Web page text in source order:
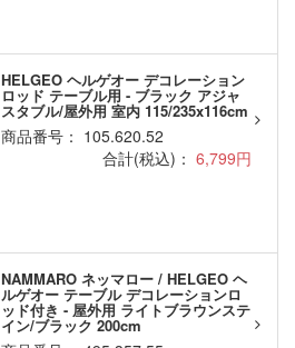
HELGEO ヘルゲオー デコレーション
ロッド テーブル用 - ブラック アジャ
スタブル/屋外用 室内 115/235x116cm
商品番号： 105.620.52
合計(税込)： 6,799円
NAMMARO ネッマロー / HELGEO ヘ
ルゲオー テーブル デコレーションロ
ッド付き - 屋外用 ライトブラウンステ
イン/ブラック 200cm